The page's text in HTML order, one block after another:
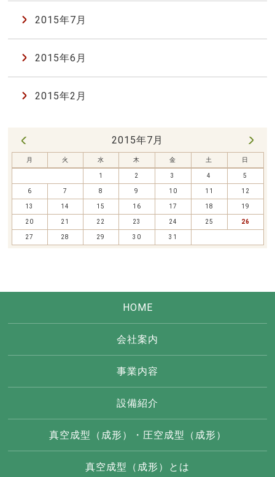
2015年7月
2015年6月
2015年2月
2015年7月
月 火 水 木 金 土 日
1 2 3 4 5
6 7 8 9 10 11 12
13 14 15 16 17 18 19
20 21 22 23 24 25 26
27 28 29 30 31
HOME
会社案内
事業内容
設備紹介
真空成型（成形）・圧空成型（成形）
真空成型（成形）とは